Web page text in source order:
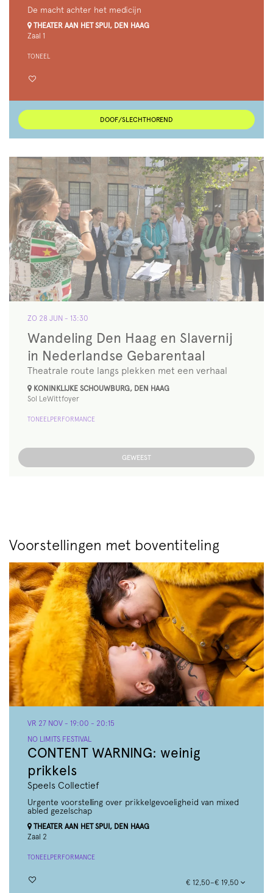
De macht achter het medicijn
THEATER AAN HET SPUI, DEN HAAG
Zaal 1
TONEEL
DOOF/SLECHTHOREND
Wandeling Den Haag en Slavernij
in Nederlandse Gebarentaal
Theatrale route langs plekken met een verhaal
ZO 28 JUN - 13:30
KONINKLIJKE SCHOUWBURG, DEN HAAG
Sol LeWittfoyer
TONEEL PERFORMANCE
GEWEEST
Voorstellingen met boventiteling
CONTENT WARNING: weinig
prikkels
Speels Collectief
NO LIMITS FESTIVAL
VR 27 NOV - 19:00 - 20:15
Urgente voorstelling over prikkelgevoeligheid van mixed
abled gezelschap
THEATER AAN HET SPUI, DEN HAAG
Zaal 2
TONEELPERFORMANCE
€ 12,50–€ 19,50